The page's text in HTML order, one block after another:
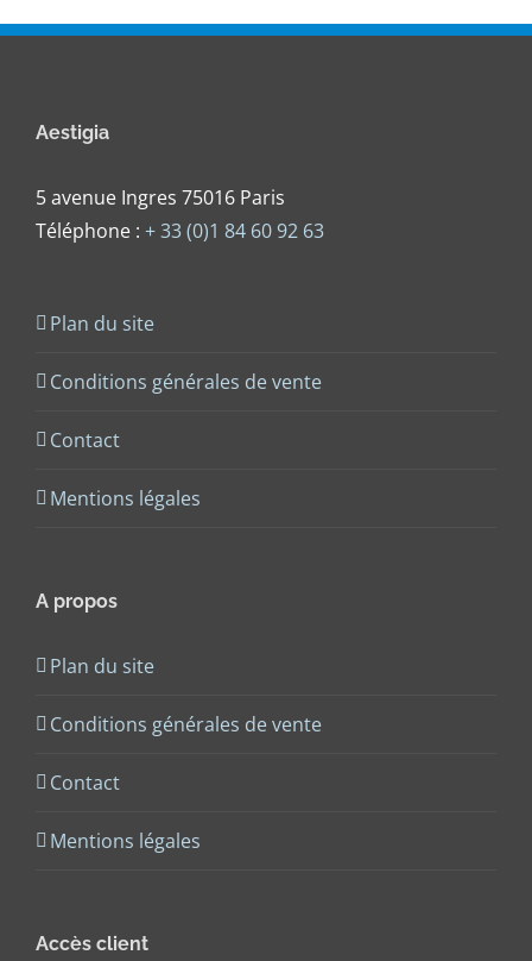
Aestigia
5 avenue Ingres 75016 Paris
Téléphone : + 33 (0)1 84 60 92 63
Plan du site
Conditions générales de vente
Contact
Mentions légales
A propos
Plan du site
Conditions générales de vente
Contact
Mentions légales
Accès client